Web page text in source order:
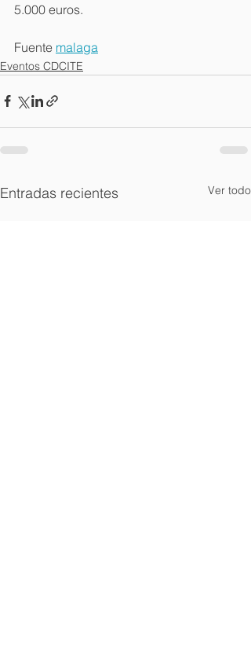
5.000 euros.
Fuente malaga
Eventos CDCITE
Entradas recientes Ver todo